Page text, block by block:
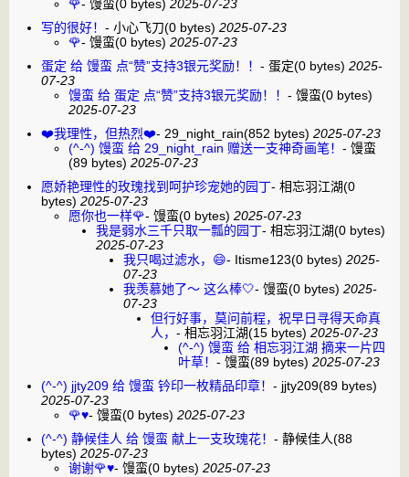
🌹- 馒蛮(0 bytes) 2025-07-23
写的很好！ - 小心飞刀(0 bytes) 2025-07-23
🌹- 馒蛮(0 bytes) 2025-07-23
蛋定 给 馒蛮 点“赞”支持3银元奖励！！ - 蛋定(0 bytes) 2025-
07-23
馒蛮 给 蛋定 点“赞”支持3银元奖励！！ - 馒蛮(0 bytes)
2025-07-23
❤️我理性，但热烈❤️- 29_night_rain(852 bytes) 2025-07-23
(^-^) 馒蛮 给 29_night_rain 赠送一支神奇画笔！ - 馒蛮
(89 bytes) 2025-07-23
愿娇艳理性的玫瑰找到呵护珍宠她的园丁- 相忘羽江湖(0
bytes) 2025-07-23
愿你也一样🌹- 馒蛮(0 bytes) 2025-07-23
我是弱水三千只取一瓢的园丁- 相忘羽江湖(0 bytes)
2025-07-23
我只喝过滤水，😄- Itisme123(0 bytes) 2025-
07-23
我羡慕她了～ 这么棒🤍- 馒蛮(0 bytes) 2025-
07-23
但行好事，莫问前程，祝早日寻得天命真
人， - 相忘羽江湖(15 bytes) 2025-07-23
(^-^) 馒蛮 给 相忘羽江湖 摘来一片四
叶草！ - 馒蛮(89 bytes) 2025-07-23
(^-^) jjty209 给 馒蛮 钤印一枚精品印章！ - jjty209(89 bytes)
2025-07-23
🌹♥️- 馒蛮(0 bytes) 2025-07-23
(^-^) 静候佳人 给 馒蛮 献上一支玫瑰花！ - 静候佳人(88
bytes) 2025-07-23
谢谢🌹♥️- 馒蛮(0 bytes) 2025-07-23